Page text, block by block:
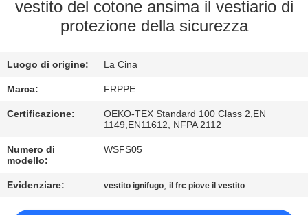
CONTROLLO
QUALITÀ
CONTATTICI
RICHIEDA
UNA
vestito del cotone ansima il vestiario di
protezione della sicurezza
Luogo di origine: La Cina
Marca: FRPPE
Certificazione:
OEKO-TEX Standard 100 Class 2,EN
1149,EN11612, NFPA 2112
Numero di
modello:
WSFS05
Evidenziare: vestito ignifugo,il frc piove il vestito